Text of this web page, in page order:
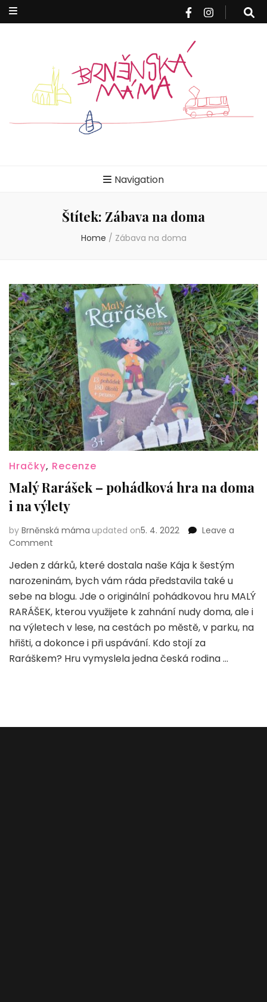
máma
Navigation
Štítek: Zábava na doma
Home / Zábava na doma
Hračky, Recenze
Malý Rarášek – pohádková hra na doma
i na výlety
by Brněnská máma updated on5. 4. 2022
Leave a
Comment
Rarášek
–
pohádková
hra
na
doma
i
na
Jeden z dárků, které dostala naše Kája k šestým
narozeninám, bych vám ráda představila také u
sebe na blogu. Jde o originální pohádkovou hru MALÝ
RARÁŠEK, kterou využijete k zahnání nudy doma, ale i
na výletech v lese, na cestách po městě, v parku, na
hřišti, a dokonce i při uspávání. Kdo stojí za
Raráškem? Hru vymyslela jedna česká rodina …